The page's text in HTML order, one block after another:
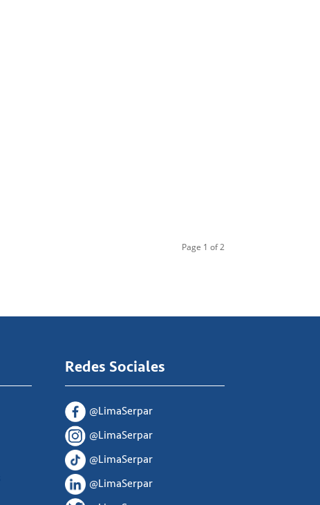
Page 1 of 2
Redes Sociales
@LimaSerpar
@LimaSerpar
@LimaSerpar
@LimaSerpar